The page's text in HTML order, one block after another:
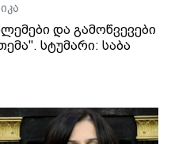
და გამოწვევები
სტუმარი: საბა